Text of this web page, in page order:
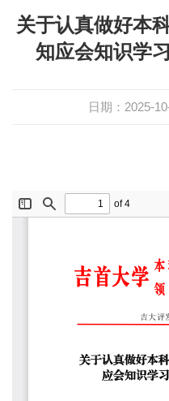
关于认真做好本
知应会知识学
日期：2025-